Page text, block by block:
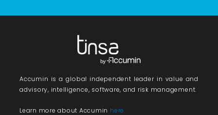
Accumin is a global independent leader in value and
advisory, intelligence, software, and risk management.
Learn more about Accumin here